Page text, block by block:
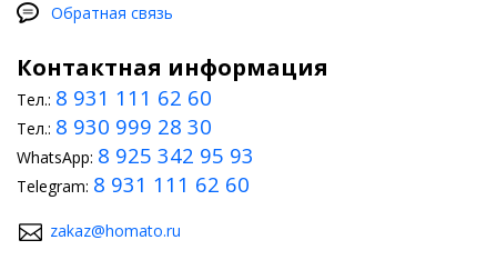
Обратная связь
Контактная информация
Тел.: 8 931 111 62 60
Тел.: 8 930 999 28 30
WhatsApp: 8 925 342 95 93
Telegram: 8 931 111 62 60
zakaz@homato.ru